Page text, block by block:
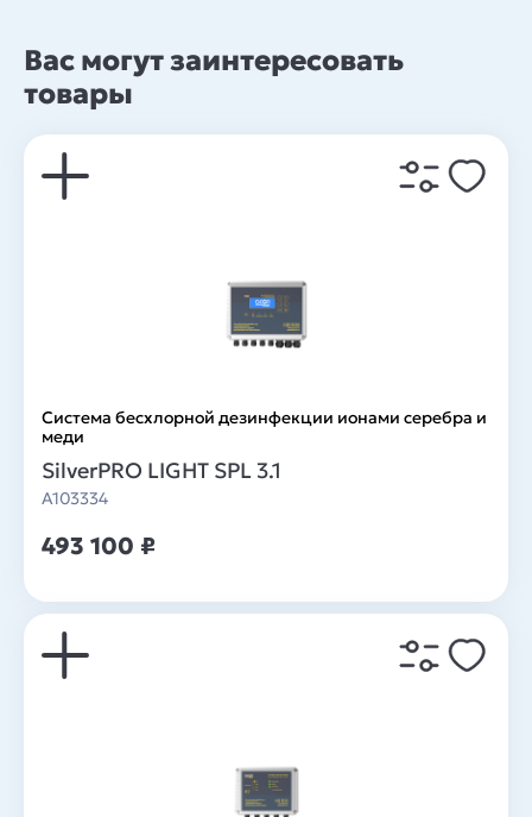
Вас могут заинтересовать
товары
Система беcхлорной дезинфекции ионами серебра и
меди
SilverPRO LIGHT SPL 3.1
A103334
493 100 ₽